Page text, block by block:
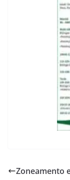
Zoneamento